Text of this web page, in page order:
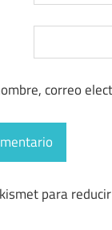
correo
para